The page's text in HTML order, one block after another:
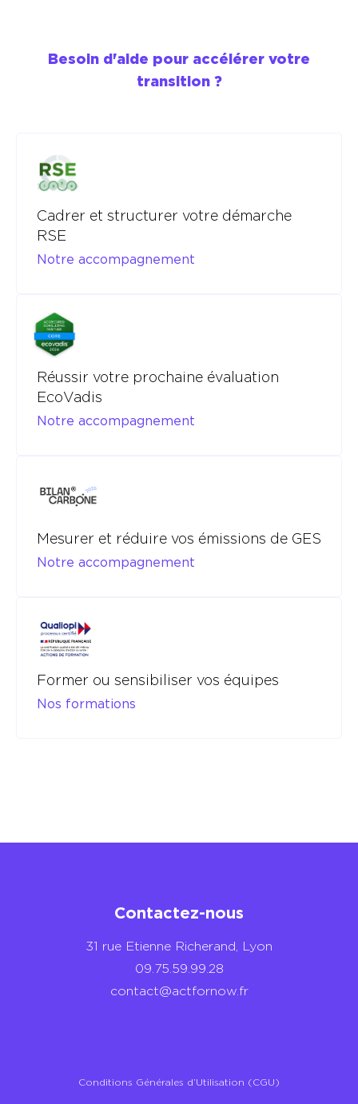
Besoin d'aide pour accélérer votre
transition ?
Cadrer et structurer votre démarche
RSE
Notre accompagnement
Réussir votre prochaine évaluation
EcoVadis
Notre accompagnement
Mesurer et réduire vos émissions de GES
Notre accompagnement
Former ou sensibiliser vos équipes
Nos formations
Contactez-nous
31 rue Etienne Richerand, Lyon
09.75.59.99.28
contact@actfornow.fr
Conditions Générales d’Utilisation (CGU)